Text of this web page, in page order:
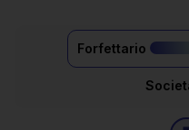
Forfettario